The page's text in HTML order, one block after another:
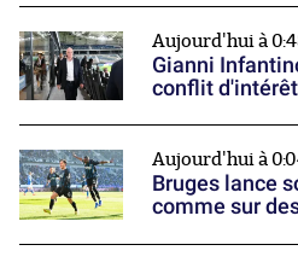
Aujourd'hui à
Gianni
conflit
Aujourd'hui à
Bruges lance
comme sur